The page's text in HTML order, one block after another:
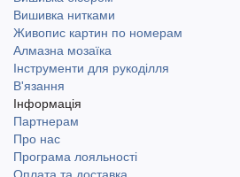
Вишивка нитками
Живопис картин по номерам
Алмазна мозаїка
Інструменти для рукоділля
В'язання
Інформація
Партнерам
Про нас
Програма лояльності